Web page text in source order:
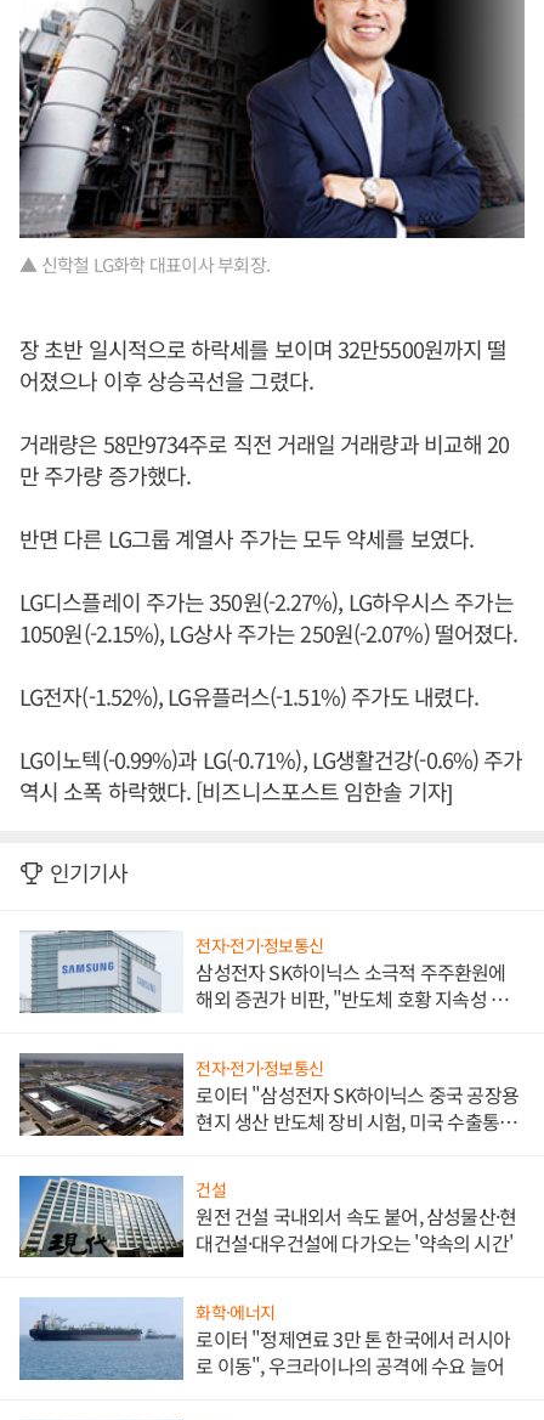
▲ 신학철 LG화학 대표이사 부회장.
장 초반 일시적으로 하락세를 보이며 32만5500원까지 떨
어졌으나 이후 상승곡선을 그렸다.
거래량은 58만9734주로 직전 거래일 거래량과 비교해 20
만 주가량 증가했다.
반면 다른 LG그룹 계열사 주가는 모두 약세를 보였다.
LG디스플레이 주가는 350원(-2.27%), LG하우시스 주가는
1050원(-2.15%), LG상사 주가는 250원(-2.07%) 떨어졌다.
LG전자(-1.52%), LG유플러스(-1.51%) 주가도 내렸다.
LG이노텍(-0.99%)과 LG(-0.71%), LG생활건강(-0.6%) 주가
역시 소폭 하락했다. [비즈니스포스트 임한솔 기자]
인기기사
전자·전기·정보통신
삼성전자 SK하이닉스 소극적 주주환원에
해외 증권가 비판, "반도체 호황 지속성 의
전자·전기·정보통신
로이터 "삼성전자 SK하이닉스 중국 공장용
현지 생산 반도체 장비 시험, 미국 수출통제
건설
원전 건설 국내외서 속도 붙어, 삼성물산·현
대건설·대우건설에 다가오는 '약속의 시간'
화학·에너지
로이터 "정제연료 3만 톤 한국에서 러시아
로 이동", 우크라이나의 공격에 수요 늘어